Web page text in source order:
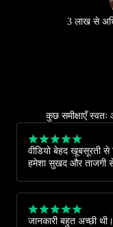
3 लाख से
कुछ समीक्षाएँ
वीडियो बेहद खूबसूरती
हमेशा सुखद और ताजगी से
जानकारी बहुत अच्छी